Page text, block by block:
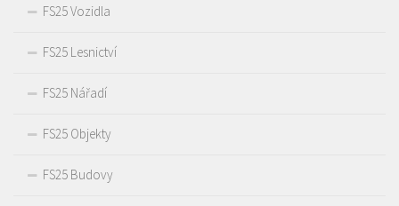
FS25 Vozidla
FS25 Lesnictví
FS25 Nářadí
FS25 Objekty
FS25 Budovy